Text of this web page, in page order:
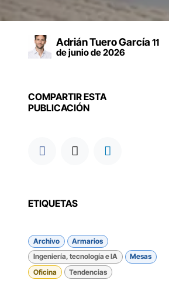
Adrián Tuero García 11
de junio de 2026
COMPARTIR ESTA
PUBLICACIÓN
ETIQUETAS
Archivo
Armarios
Ingeniería, tecnología e IA
Mesas
Oficina
Tendencias